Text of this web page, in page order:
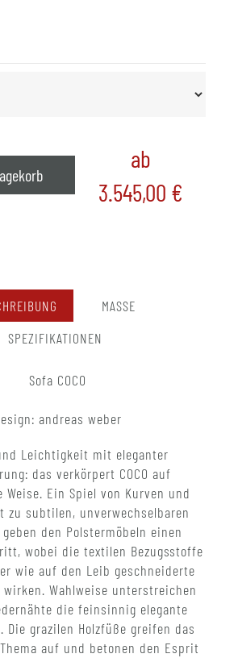
ab
3.545,00 €
MASSE
SPEZIFIKATIONEN
Sofa COCO
andreas weber
Leichtigkeit mit eleganter
das verkörpert COCO auf
Weise. Ein Spiel von Kurven und
zu subtilen, unverwechselbaren
geben den Polstermöbeln einen
wobei die textilen Bezugsstoffe
wie auf den Leib geschneiderte
wirken. Wahlweise unterstreichen
die feinsinnig elegante
Die grazilen Holzfüße greifen das
auf und betonen den Esprit